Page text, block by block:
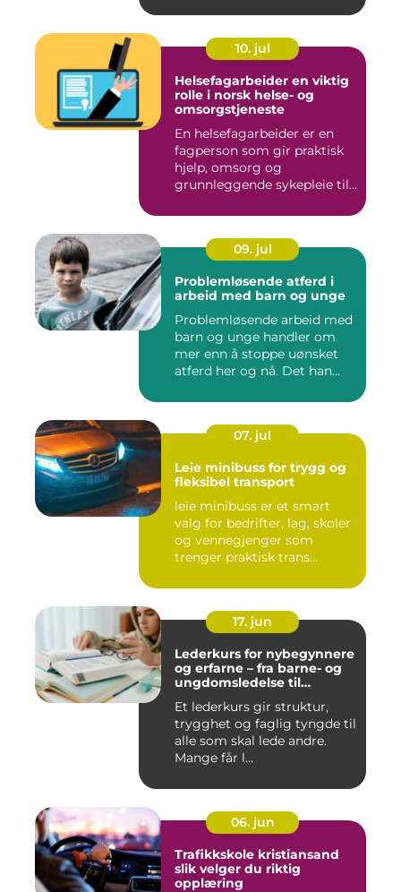
10. jul
Helsefagarbeider en viktig
rolle i norsk helse- og
omsorgstjeneste
En helsefagarbeider er en
fagperson som gir praktisk
hjelp, omsorg og
grunnleggende sykepleie til
09. jul
Problemløsende atferd i
arbeid med barn og unge
Problemløsende arbeid med
barn og unge handler om
mer enn å stoppe uønsket
atferd her og nå. Det han...
07. jul
Leie minibuss for trygg og
fleksibel transport
leie minibuss er et smart
valg for bedrifter, lag, skoler
og vennegjenger som
trenger praktisk trans...
17. jun
Lederkurs for nybegynnere
og erfarne – fra barne- og
ungdomsledelse til
Et lederkurs gir struktur,
trygghet og faglig tyngde til
alle som skal lede andre.
Mange får l...
06. jun
Trafikkskole kristiansand
slik velger du riktig
opplæring